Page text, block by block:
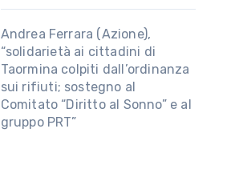
Andrea Ferrara (Azione),
“solidarietà ai cittadini di
Taormina colpiti dall’ordinanza
sui rifiuti; sostegno al
Comitato “Diritto al Sonno” e al
gruppo PRT”